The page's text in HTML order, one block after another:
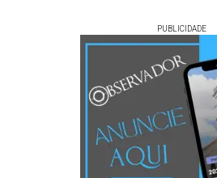
PUBLICIDADE